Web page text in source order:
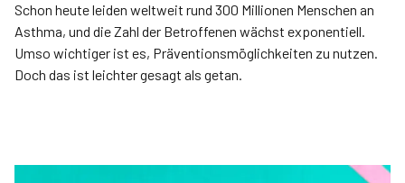
Schon heute leiden weltweit rund 300 Millionen Menschen an
Asthma, und die Zahl der Betroffenen wächst exponentiell.
Umso wichtiger ist es, Präventionsmöglichkeiten zu nutzen.
Doch das ist leichter gesagt als getan.